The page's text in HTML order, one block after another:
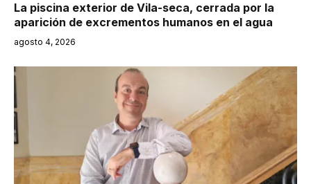
La piscina exterior de Vila-seca, cerrada por la
aparición de excrementos humanos en el agua
agosto 4, 2026